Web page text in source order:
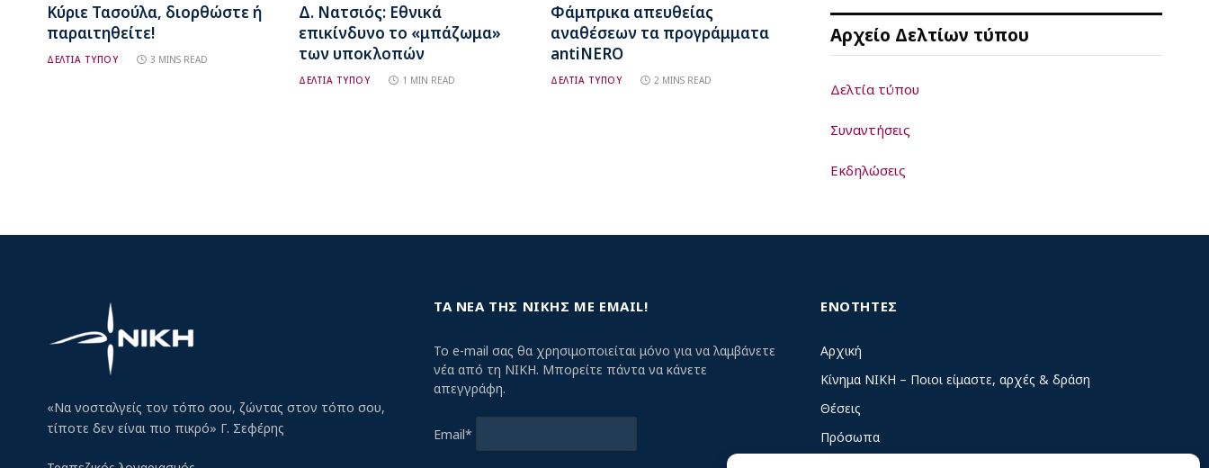
Κύριε Τασούλα, διορθώστε ή
παραιτηθείτε!
ΔΕΛΤΙΑ ΤΥΠΟΥ 3 MINS READ
Δ. Νατσιός: Εθνικά
επικίνδυνο το «μπάζωμα»
των υποκλοπών
ΔΕΛΤΙΑ ΤΥΠΟΥ 1 MIN READ
Φάμπρικα απευθείας
αναθέσεων τα προγράμματα
antiNERO
ΔΕΛΤΙΑ ΤΥΠΟΥ 2 MINS READ
Αρχείο Δελτίων τύπου
Δελτία τύπου
Συναντήσεις
Εκδηλώσεις
«Να νοσταλγείς τον τόπο σου, ζώντας στον τόπο σου,
τίποτε δεν είναι πιο πικρό» Γ. Σεφέρης
ΤΑ ΝΕΑ ΤΗΣ ΝΙΚΗΣ ΜΕ EMAIL!
Το e-mail σας θα χρησιμοποιείται μόνο για να λαμβάνετε
νέα από τη ΝΙΚΗ. Μπορείτε πάντα να κάνετε
απεγγράφη.
Email*
ΕΝΟΤΗΤΕΣ
Αρχική
Κίνημα ΝΙΚΗ – Ποιοι είμαστε, αρχές & δράση
Θέσεις
Πρόσωπα